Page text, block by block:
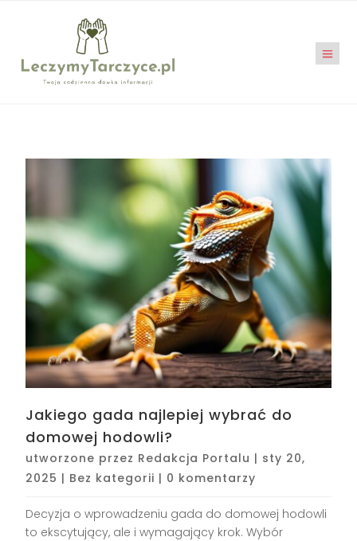
Jakiego gada najlepiej wybrać do
domowej hodowli?
utworzone przez Redakcja Portalu | sty 20,
2025 | Bez kategorii | 0 komentarzy
Decyzja o wprowadzeniu gada do domowej hodowli
to ekscytujący, ale i wymagający krok. Wybór